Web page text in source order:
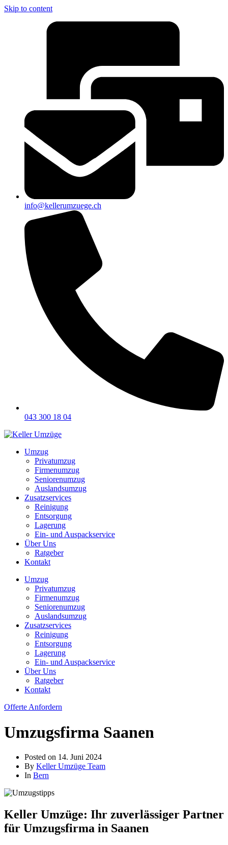
Skip to content
info@kellerumzuege.ch
043 300 18 04
Umzug
Privatumzug
Firmenumzug
Seniorenumzug
Auslandsumzug
Zusatzservices
Reinigung
Entsorgung
Lagerung
Ein- und Auspackservice
Über Uns
Ratgeber
Kontakt
Umzug
Privatumzug
Firmenumzug
Seniorenumzug
Auslandsumzug
Zusatzservices
Reinigung
Entsorgung
Lagerung
Ein- und Auspackservice
Über Uns
Ratgeber
Kontakt
Offerte Anfordern
Umzugsfirma Saanen
Posted on 14. Juni 2024
By Keller Umzüge Team
In Bern
Keller Umzüge: Ihr zuverlässiger Partner
für Umzugsfirma in Saanen